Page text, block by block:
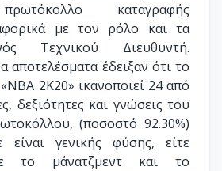
καταγραφής
με τον ρόλο και τα
Τεχνικού Διευθυντή.
αποτελέσματα έδειξαν ότι το
2K20» ικανοποιεί 24 από
δεξιότητες και γνώσεις του
(ποσοστό 92.30%)
είναι γενικής φύσης, είτε
το μάνατζμεντ και το